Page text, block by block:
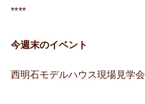
****
今週末のイベント
西明石モデルハウス現場見学会